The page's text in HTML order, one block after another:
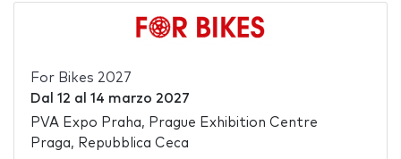
For Bikes 2027
Dal 12 al 14 marzo 2027
PVA Expo Praha, Prague Exhibition Centre
Praga, Repubblica Ceca